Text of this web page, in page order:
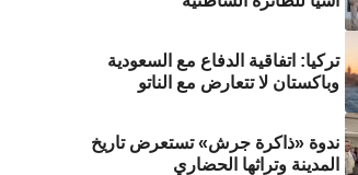
تركيا: اتفاقية الدفاع مع السعودية
وباكستان لا تتعارض مع الناتو
ندوة «ذاكرة جرش» تستعرض تاريخ
المدينة وتراثها الحضاري